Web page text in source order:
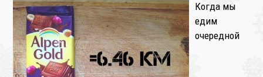
Когда мы
едим
очередной
❄